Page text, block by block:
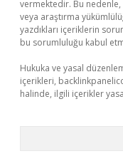
vermektedir. Bu
veya araştırma
yazdıkları içeriklerin
bu sorumluluğu kabul
Hukuka ve yasal
içerikleri,
halinde, ilgili içerikler